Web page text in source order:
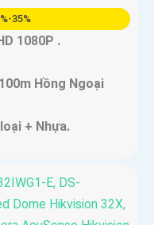
35%
1080P .
Hồng Ngoại
+ Nhựa.